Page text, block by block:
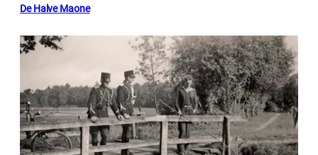
De Halve Maone